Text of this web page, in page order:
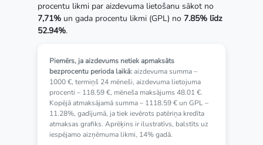
procentu likmi par aizdevuma lietošanu sākot no
7,71% un gada procentu likmi (GPL) no 7.85% līdz
52.94%.
Piemērs, ja aizdevums netiek apmaksāts
bezprocentu perioda laikā:aizdevuma summa –
1000 €, termiņš 24 mēneši, aizdevuma lietojuma
procenti – 118.59 €, mēneša maksājums 48.01 €.
Kopējā atmaksājamā summa – 1118.59 € un GPL –
11.28%, gadījumā, ja tiek ievērots patēriņa kredīta
atmaksas grafiks. Aprēķins ir ilustratīvs, balstīts uz
iespējamo aizņēmuma likmi, 14% gadā.